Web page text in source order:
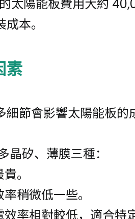
太陽能板費用大約
本。
素
節會影響太陽能板的
矽、薄膜三種：
。
稍微低一些。
率相對較低，適合特